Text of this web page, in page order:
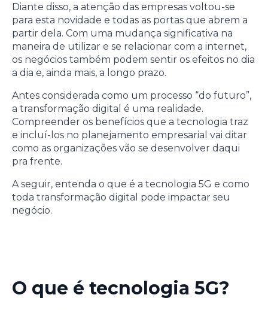
Diante disso, a atenção das empresas voltou-se
para esta novidade e todas as portas que abrem a
partir dela. Com uma mudança significativa na
maneira de utilizar e se relacionar com a internet,
os negócios também podem sentir os efeitos no dia
a dia e, ainda mais, a longo prazo.
Antes considerada como um processo “do futuro”,
a transformação digital é uma realidade.
Compreender os benefícios que a tecnologia traz
e incluí-los no planejamento empresarial vai ditar
como as organizações vão se desenvolver daqui
pra frente.
A seguir, entenda o que é a tecnologia 5G e como
toda transformação digital pode impactar seu
negócio.
O que é tecnologia 5G?